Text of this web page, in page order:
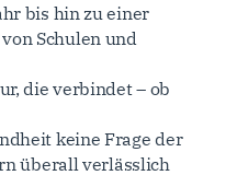
bis hin zu einer
Schulen und
die verbindet – ob
keine Frage der
überall verlässlich